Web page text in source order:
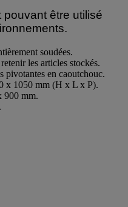
pouvant être utilisé
soudées.
les articles stockés.
pivotantes en caoutchouc.
x 1050 mm (H x L x P).
900 mm.